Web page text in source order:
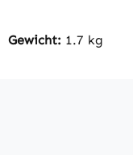
Gewicht: 1.7 kg